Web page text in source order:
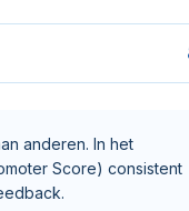
anderen. In het
Score) consistent